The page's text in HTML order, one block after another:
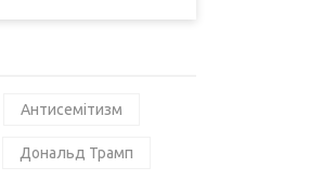
Антисемітизм
Дональд Трамп